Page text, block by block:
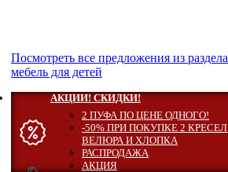
Посмотреть все предложения из
мебель для детей
АКЦИИ! СКИДКИ!
2 ПУФА ПО ЦЕНЕ ОДНОГО!
-50% ПРИ ПОКУПКЕ 2
ВЕЛЮРА И ХЛОПКА
РАСПРОДАЖА
АКЦИЯ